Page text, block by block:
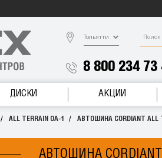
Тольятти
8 800 234 73
ДИСКИ АКЦИИ
ALL TERRAIN OA-1 АВТОШИНА CORDIANT ALL
АВТОШИНА